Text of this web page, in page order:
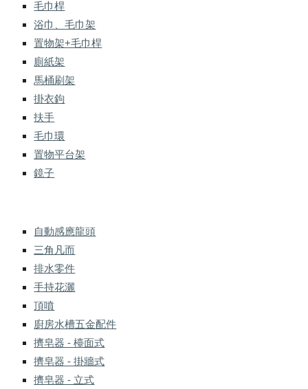
毛巾桿
浴巾、毛巾架
置物架+毛巾桿
廁紙架
馬桶刷架
掛衣鉤
扶手
毛巾環
置物平台架
鏡子
自動感應龍頭
三角凡而
排水零件
手持花灑
頂噴
廚房水槽五金配件
擠皂器 - 檯面式
擠皂器 - 掛牆式
擠皂器 - 立式